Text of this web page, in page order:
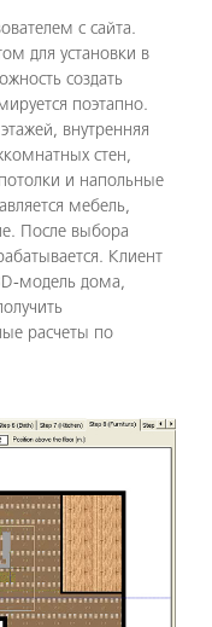
с сайта.
для установки в
создать
поэтапно.
внутренняя
стен,
и напольные
мебель,
После выбора
Клиент
модель дома,
расчеты по